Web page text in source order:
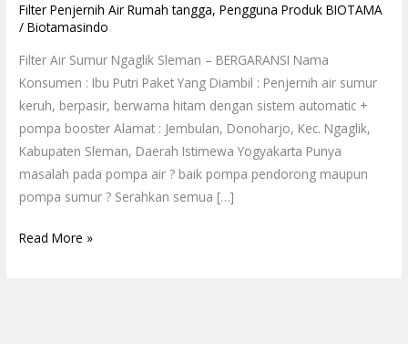
Filter Penjernih Air Rumah tangga,Pengguna Produk BIOTAMA
/Biotamasindo
Filter Air Sumur Ngaglik Sleman – BERGARANSI Nama
Konsumen : Ibu Putri Paket Yang Diambil : Penjernih air sumur
keruh, berpasir, berwarna hitam dengan sistem automatic +
pompa booster Alamat : Jembulan, Donoharjo, Kec. Ngaglik,
Kabupaten Sleman, Daerah Istimewa Yogyakarta Punya
masalah pada pompa air ? baik pompa pendorong maupun
pompa sumur ? Serahkan semua […]
Read More »